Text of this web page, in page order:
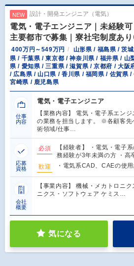
NEW 設計・開発エンジニア（電気）
電気・電子エンジニア｜未経験
主要都市で募集｜寮社宅制度あ
400万円～549万円
山形県 / 福島県 / 茨
県 / 千葉県 / 東京都 / 神奈川県 / 福井県 / 山
県 / 愛知県 / 三重県 / 滋賀県 / 京都府 / 大阪
/ 広島県 / 山口県 / 香川県 / 福岡県 / 佐賀県
宮崎県 / 鹿児島県
仕事
内容
電気・電子エンジニア
【業務内容】 電気・電子系エン
の業務を担当します。 ※各顧客先
術領域/仕事…
応募
資格
必須
【経験者】 ・電気・電子
務経験が3年未満の方 ・高
歓迎
・電気系CAD、CAEの使
会社
概要
【事業内容】 機械・メカトロニ
ニクス・ソフトウェア ケミス…
気になる